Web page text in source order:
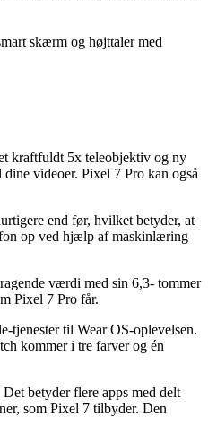
skærm og højttaler med
kraftfuldt 5x teleobjektiv og ny
videoer. Pixel 7 Pro kan også
end før, hvilket betyder, at
op ved hjælp af maskinlæring
værdi med sin 6,3- tommer
Pixel 7 Pro får.
tjenester til Wear OS-oplevelsen.
kommer i tre farver og én
betyder flere apps med delt
som Pixel 7 tilbyder. Den